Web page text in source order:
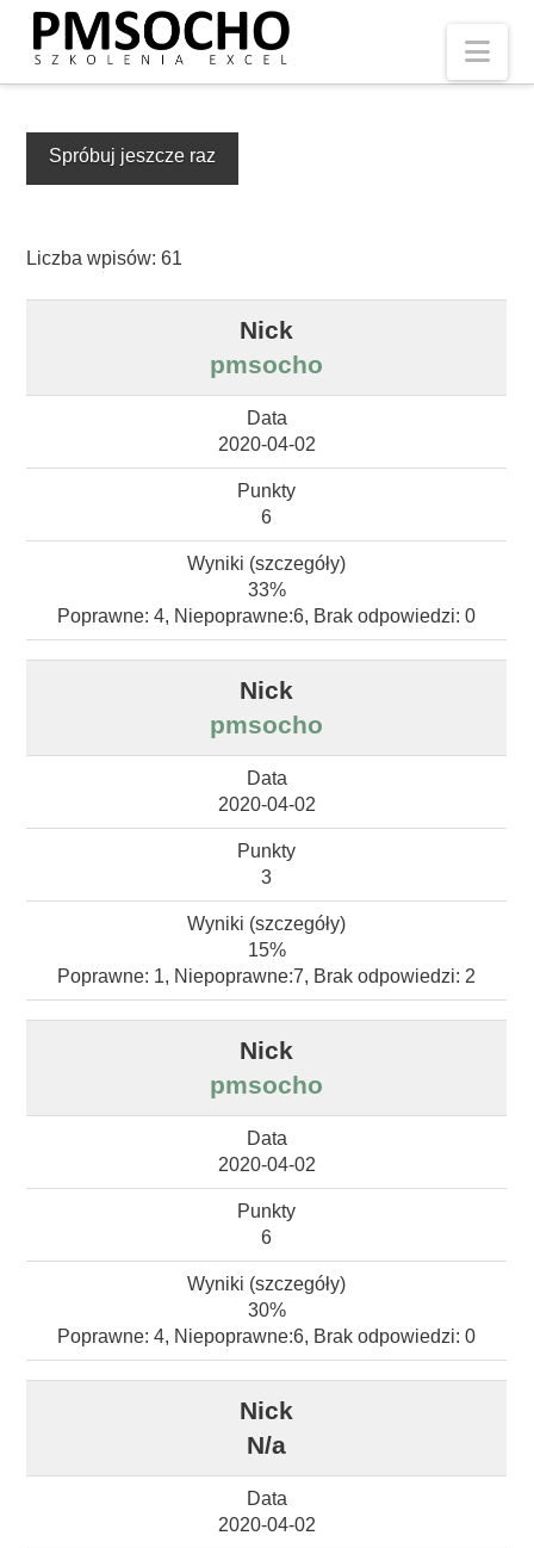
Spróbuj jeszcze raz
Liczba wpisów: 61
pmsocho
2020-04-02
6
33%
Poprawne: 4, Niepoprawne:6, Brak odpowiedzi: 0
pmsocho
2020-04-02
3
15%
Poprawne: 1, Niepoprawne:7, Brak odpowiedzi: 2
pmsocho
2020-04-02
6
30%
Poprawne: 4, Niepoprawne:6, Brak odpowiedzi: 0
N/a
2020-04-02